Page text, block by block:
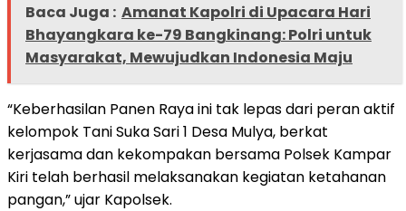
Baca Juga : Amanat Kapolri di Upacara Hari
Bhayangkara ke-79 Bangkinang: Polri untuk
Masyarakat, Mewujudkan Indonesia Maju
“Keberhasilan Panen Raya ini tak lepas dari peran aktif
kelompok Tani Suka Sari 1 Desa Mulya, berkat
kerjasama dan kekompakan bersama Polsek Kampar
Kiri telah berhasil melaksanakan kegiatan ketahanan
pangan,” ujar Kapolsek.